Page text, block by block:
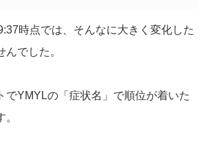
時点では、そんなに大きく変化した
んでした。
でYMYLの「症状名」で順位が着いた